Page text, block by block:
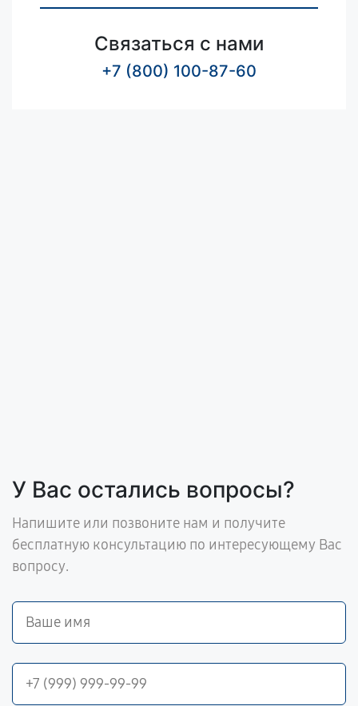
Связаться с нами
+7 (800) 100-87-60
У Вас остались вопросы?
Напишите или позвоните нам и получите
бесплатную консультацию по интересующему Вас
вопросу.